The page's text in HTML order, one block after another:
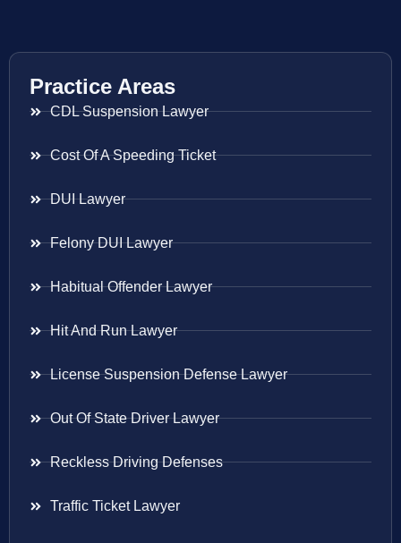
Practice Areas
CDL Suspension Lawyer
Cost Of A Speeding Ticket
DUI Lawyer
Felony DUI Lawyer
Habitual Offender Lawyer
Hit And Run Lawyer
License Suspension Defense Lawyer
Out Of State Driver Lawyer
Reckless Driving Defenses
Traffic Ticket Lawyer